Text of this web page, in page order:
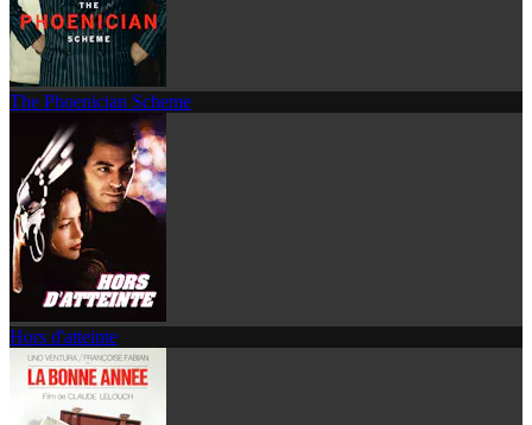
The Phoenician Scheme
Hors d'atteinte